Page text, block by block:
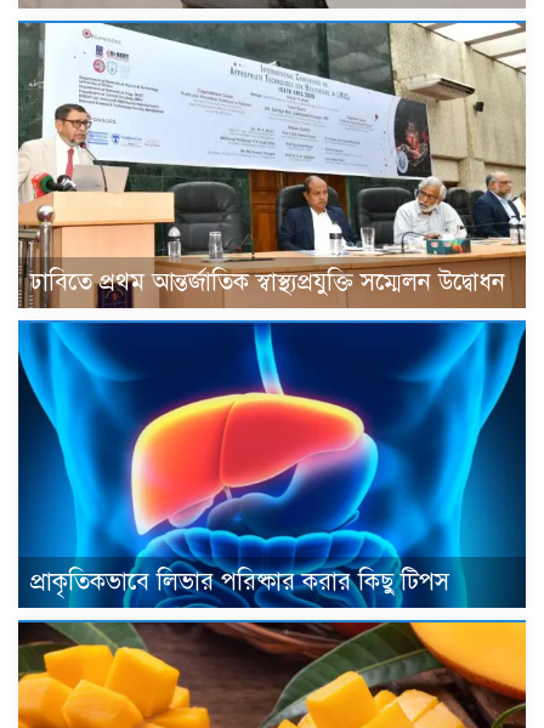
ঢাবিতে প্রথম আন্তর্জাতিক স্বাস্থ্যপ্রযুক্তি সম্মেলন উদ্বোধন
প্রাকৃতিকভাবে লিভার পরিষ্কার করার কিছু টিপস